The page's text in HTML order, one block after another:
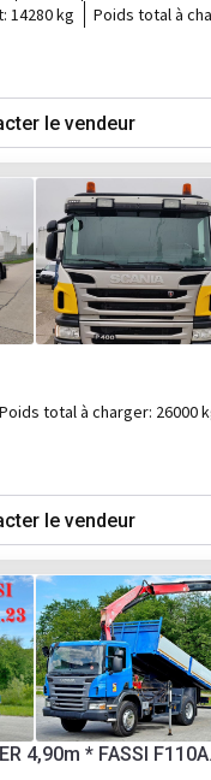
14280 kg Poids total à
le vendeur
Poids total à charger: 26000
le vendeur
4,90m * FASSI